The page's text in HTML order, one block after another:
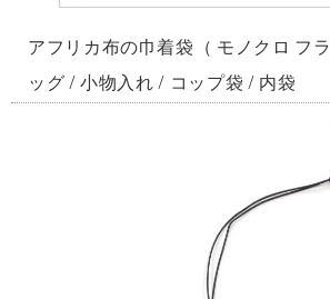
アフリカ布の巾着袋（ モノクロ フ
ッグ / 小物入れ / コップ袋 / 内袋